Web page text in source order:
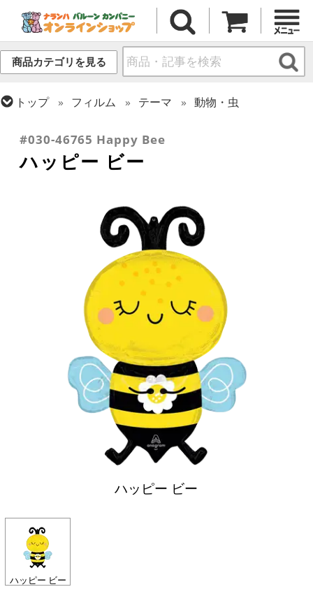
商品カテゴリを見る
トップ フィルム テーマ
動物・虫
スプリング(春)・イースター
#030-46765 Happy Bee
ハッピー ビー
ハッピー ビー
ハッピー ビー